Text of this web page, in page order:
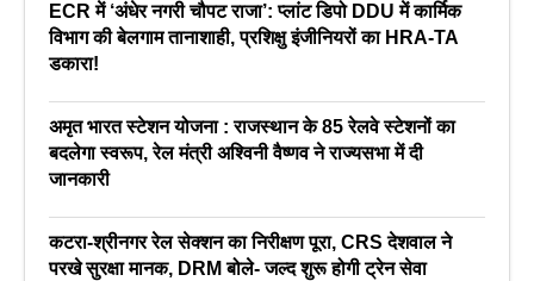
ECR में ‘अंधेर नगरी चौपट राजा’: प्लांट डिपो DDU में कार्मिक
विभाग की बेलगाम तानाशाही, प्रशिक्षु इंजीनियरों का HRA-TA
डकारा!
अमृत भारत स्टेशन योजना : राजस्थान के 85 रेलवे स्टेशनों का
बदलेगा स्वरूप, रेल मंत्री अश्विनी वैष्णव ने राज्यसभा में दी
जानकारी
कटरा-श्रीनगर रेल सेक्शन का निरीक्षण पूरा, CRS देशवाल ने
परखे सुरक्षा मानक, DRM बोले- जल्द शुरू होगी ट्रेन सेवा